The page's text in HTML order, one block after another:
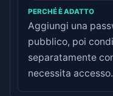
Aggiungi una
pubblico, poi
separatamente
necessita accesso.